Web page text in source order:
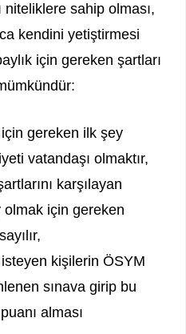
sahip olması,
kendini yetiştirmesi
için gereken şartları
gereken ilk şey
vatandaşı olmaktır,
karşılayan
olmak için gereken
kişilerin ÖSYM
sınava girip bu
alması